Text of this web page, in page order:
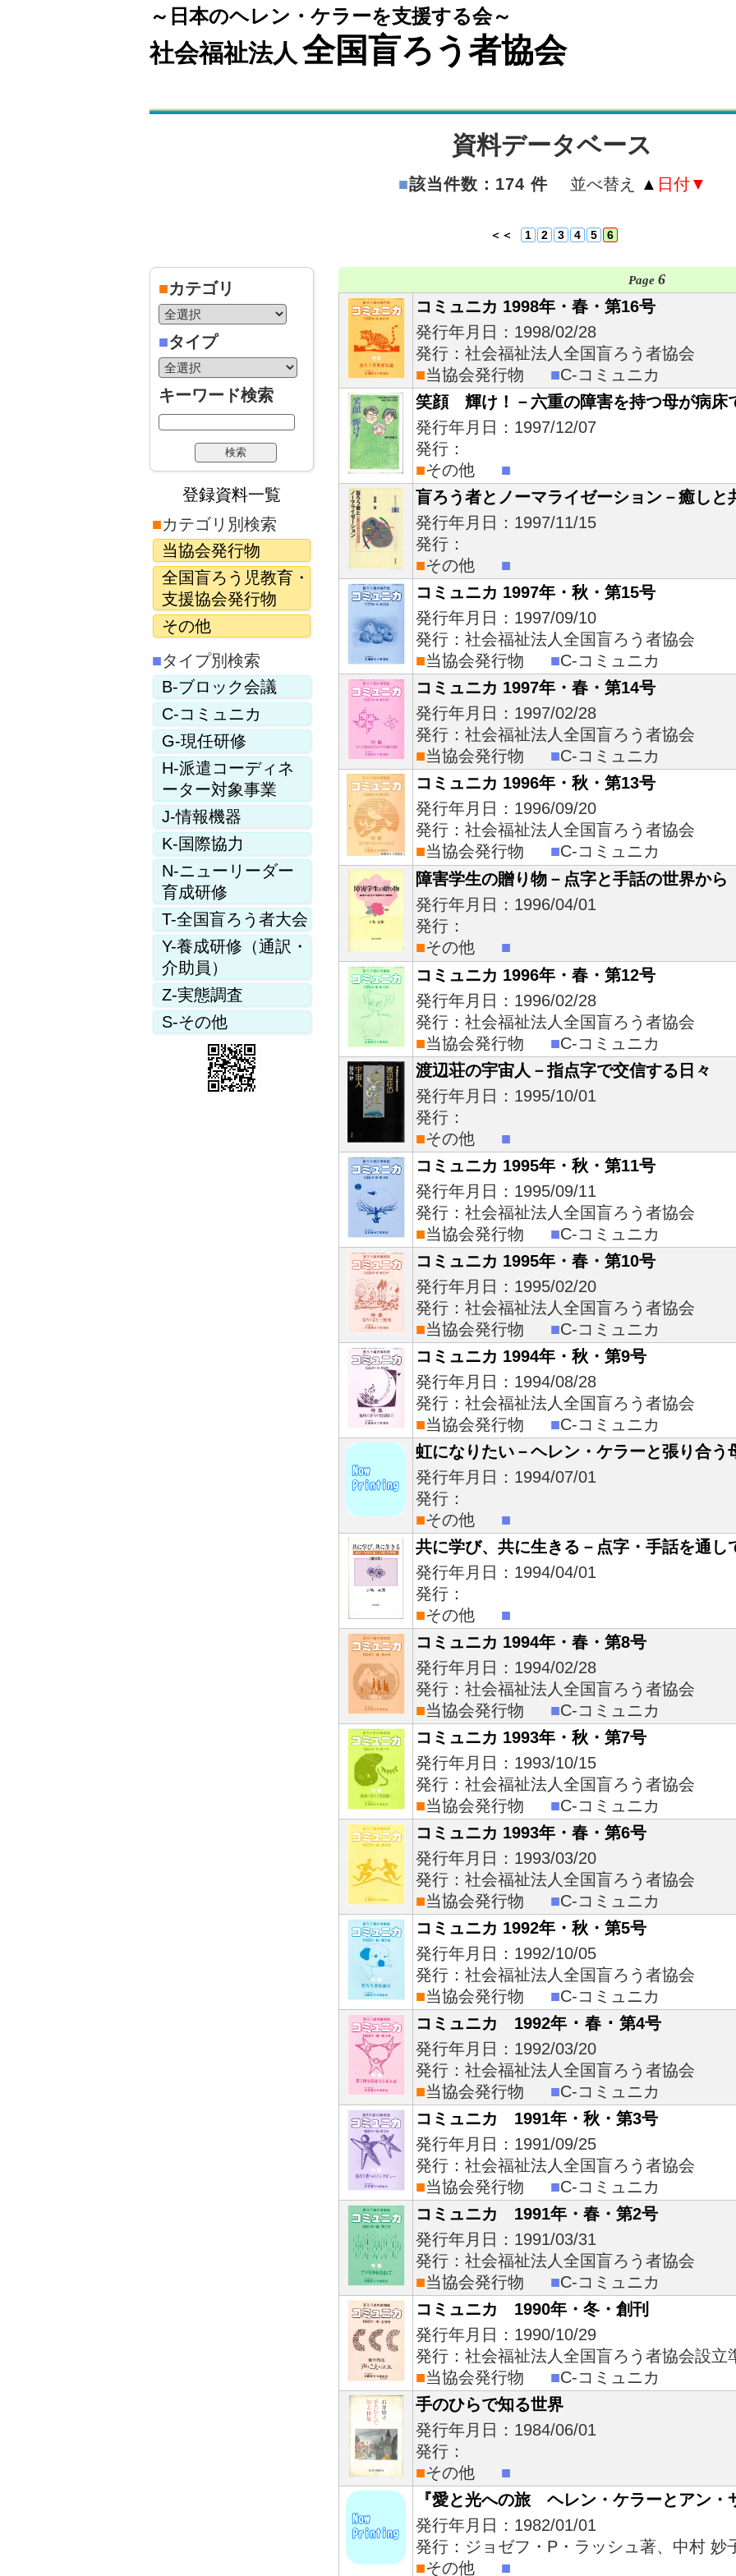
～日本のヘレン・ケラーを支援する会～
社会福祉法人 全国盲ろう者協会
資料データベース
■該当件数：174 件 並べ替え ▲ 日付▼
＜＜ 1 2 3 4 5 6
■カテゴリ
■タイプ
キーワード検索
登録資料一覧
■カテゴリ別検索
当協会発行物
全国盲ろう児教育・
支援協会発行物
その他
■タイプ別検索
B-ブロック会議
C-コミュニカ
G-現任研修
H-派遣コーディネ
ーター対象事業
J-情報機器
K-国際協力
N-ニューリーダー
育成研修
T-全国盲ろう者大会
Y-養成研修（通訳・
介助員）
Z-実態調査
S-その他
Page 6
コミュニカ 1998年・春・第16号
発行年月日：1998/02/28
発行：社会福祉法人全国盲ろう者協会
■当協会発行物 ■C-コミュニカ
笑顔 輝け！－六重の障害を持つ母が病床
発行年月日：1997/12/07
発行：
■その他 ■
盲ろう者とノーマライゼーション－癒しと
発行年月日：1997/11/15
発行：
■その他 ■
コミュニカ 1997年・秋・第15号
発行年月日：1997/09/10
発行：社会福祉法人全国盲ろう者協会
■当協会発行物 ■C-コミュニカ
コミュニカ 1997年・春・第14号
発行年月日：1997/02/28
発行：社会福祉法人全国盲ろう者協会
■当協会発行物 ■C-コミュニカ
コミュニカ 1996年・秋・第13号
発行年月日：1996/09/20
発行：社会福祉法人全国盲ろう者協会
■当協会発行物 ■C-コミュニカ
障害学生の贈り物－点字と手話の世界から
発行年月日：1996/04/01
発行：
■その他 ■
コミュニカ 1996年・春・第12号
発行年月日：1996/02/28
発行：社会福祉法人全国盲ろう者協会
■当協会発行物 ■C-コミュニカ
渡辺荘の宇宙人－指点字で交信する日々
発行年月日：1995/10/01
発行：
■その他 ■
コミュニカ 1995年・秋・第11号
発行年月日：1995/09/11
発行：社会福祉法人全国盲ろう者協会
■当協会発行物 ■C-コミュニカ
コミュニカ 1995年・春・第10号
発行年月日：1995/02/20
発行：社会福祉法人全国盲ろう者協会
■当協会発行物 ■C-コミュニカ
コミュニカ 1994年・秋・第9号
発行年月日：1994/08/28
発行：社会福祉法人全国盲ろう者協会
■当協会発行物 ■C-コミュニカ
虹になりたい－ヘレン・ケラーと張り合う
発行年月日：1994/07/01
発行：
■その他 ■
共に学び、共に生きる－点字・手話を通し
発行年月日：1994/04/01
発行：
■その他 ■
コミュニカ 1994年・春・第8号
発行年月日：1994/02/28
発行：社会福祉法人全国盲ろう者協会
■当協会発行物 ■C-コミュニカ
コミュニカ 1993年・秋・第7号
発行年月日：1993/10/15
発行：社会福祉法人全国盲ろう者協会
■当協会発行物 ■C-コミュニカ
コミュニカ 1993年・春・第6号
発行年月日：1993/03/20
発行：社会福祉法人全国盲ろう者協会
■当協会発行物 ■C-コミュニカ
コミュニカ 1992年・秋・第5号
発行年月日：1992/10/05
発行：社会福祉法人全国盲ろう者協会
■当協会発行物 ■C-コミュニカ
コミュニカ 1992年 ･ 春 ･ 第4号
発行年月日：1992/03/20
発行：社会福祉法人全国盲ろう者協会
■当協会発行物 ■C-コミュニカ
コミュニカ 1991年・秋・第3号
発行年月日：1991/09/25
発行：社会福祉法人全国盲ろう者協会
■当協会発行物 ■C-コミュニカ
コミュニカ 1991年・春・第2号
発行年月日：1991/03/31
発行：社会福祉法人全国盲ろう者協会
■当協会発行物 ■C-コミュニカ
コミュニカ 1990年・冬・創刊
発行年月日：1990/10/29
発行：社会福祉法人全国盲ろう者協会設立
■当協会発行物 ■C-コミュニカ
手のひらで知る世界
発行年月日：1984/06/01
発行：
■その他 ■
『愛と光への旅 ヘレン・ケラーとアン・
発行年月日：1982/01/01
発行：ジョゼフ・P・ラッシュ著、中村 妙
■その他 ■